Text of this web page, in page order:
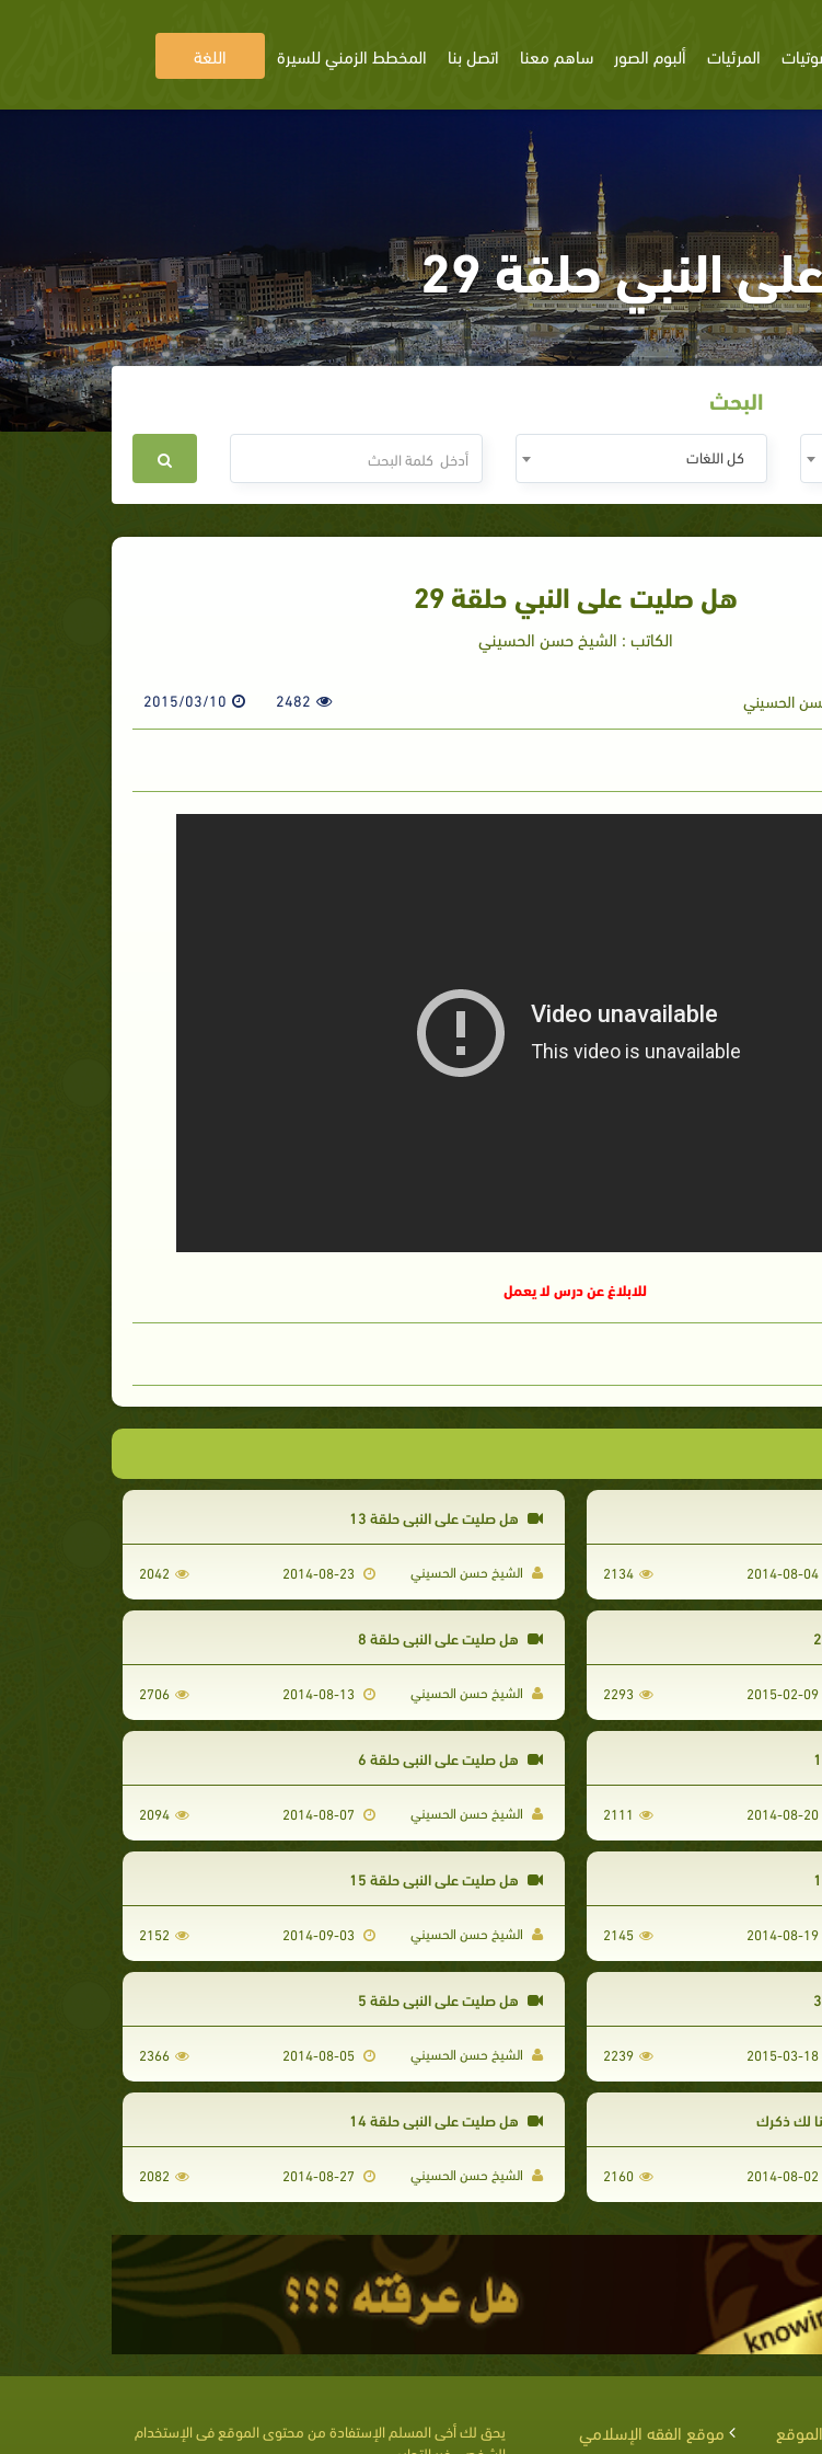
المرئيات ألبوم الصور ساهم معنا اتصل بنا المخطط الزمني للسيرة اللغة
النبي حلقة 29
البحث
كل اللغات
هل صليت على النبي حلقة 29
الكاتب : الشيخ حسن الحسيني
الحسيني 2482
2015/03/10
للابلاغ عن درس لا يعمل
2014-08-04
2134
هل صليت على النبي حلقة 13
الشيخ حسن الحسيني 2042
2015-02-09
2293
هل صليت على النبي حلقة 8
الشيخ حسن الحسيني 2706
2014-08-20
2111
هل صليت على النبي حلقة 6
الشيخ حسن الحسيني 2094
2014-08-19
2145
هل صليت على النبي حلقة 15
الشيخ حسن الحسيني 2152
2015-03-18
2239
هل صليت على النبي حلقة 5
الشيخ حسن الحسيني 2366
لك ذكرك
2160
هل صليت على النبي حلقة 14
الشيخ حسن الحسيني 2082
موقع الفقه الإسلامي
يحق لك أخى المسلم الإستفادة من محتوى الموقع فى الإستخدام